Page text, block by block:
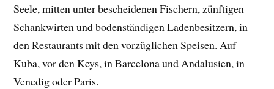
Seele, mitten unter bescheidenen Fischern, zünftigen
Schankwirten und bodenständigen Ladenbesitzern, in
den Restaurants mit den vorzüglichen Speisen. Auf
Kuba, vor den Keys, in Barcelona und Andalusien, in
Venedig oder Paris.